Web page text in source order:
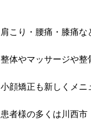
肩こり・腰痛・膝痛な
整体やマッサージや整
小顔矯正も新しくメニ
患者様の多くは川西市